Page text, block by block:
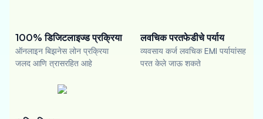
100% डिजिटलाइज्ड प्रक्रिया
ऑनलाइन बिझनेस लोन प्रक्रिया
जलद आणि त्रासरहित आहे
लवचिक परतफेडीचे पर्याय
व्यवसाय कर्ज लवचिक EMI पर्यायांसह
परत केले जाऊ शकते